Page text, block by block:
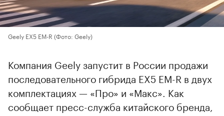
Geely EX5 EM-R (Фото: Geely)
Компания Geely запустит в России продажи
последовательного гибрида EX5 EM-R в двух
комплектациях — «Про» и «Макс». Как
сообщает пресс-служба китайского бренда,